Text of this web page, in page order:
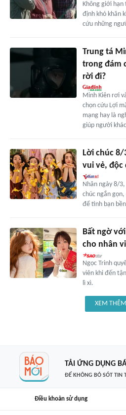
Không giới
định khó khăn
cứu những
Trung tá
trong đám
rời đi?
Minh Kiên rơi
chọn cứu Lợi
mạng hay là
giúp người
Lời chúc 8/
vui vẻ, độc
Nhân ngày 8/
chúc ngắn
để tình bạn
Bất ngờ
cho nhân
Ngọc Trinh
viên khi đến
lì xì.
XEM THÊM
TẢI ỨNG DỤNG
ĐỂ KHÔNG BỎ SÓT TIN
Điều khoản sử dụng